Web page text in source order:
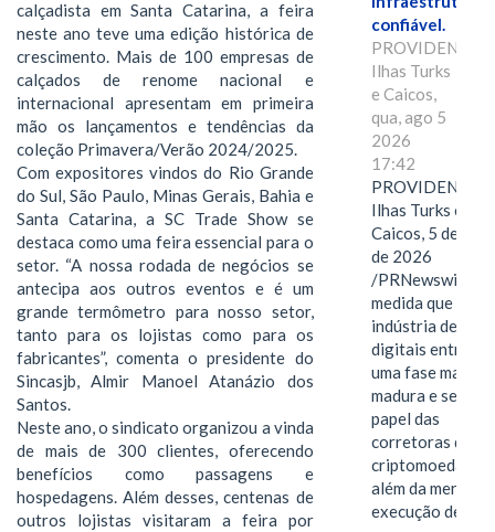
calçadista em Santa Catarina, a feira
neste ano teve uma edição histórica de
crescimento. Mais de 100 empresas de
calçados de renome nacional e
internacional apresentam em primeira
mão os lançamentos e tendências da
coleção Primavera/Verão 2024/2025.
Com expositores vindos do Rio Grande
do Sul, São Paulo, Minas Gerais, Bahia e
Santa Catarina, a SC Trade Show se
destaca como uma feira essencial para o
setor. “A nossa rodada de negócios se
antecipa aos outros eventos e é um
grande termômetro para nosso setor,
tanto para os lojistas como para os
fabricantes”, comenta o presidente do
Sincasjb, Almir Manoel Atanázio dos
Santos.
Neste ano, o sindicato organizou a vinda
de mais de 300 clientes, oferecendo
benefícios como passagens e
hospedagens. Além desses, centenas de
outros lojistas visitaram a feira por
confiável.
Ilhas Turks
e Caicos,
qua, ago 5
2026
17:42
Ilhas Turks e
Caicos, 5 de
de 2026
/PRNewswire/
medida que a
indústria de
digitais entra em
uma fase mais
madura e
papel das
corretoras de
criptomoedas
além da mera
execução de…